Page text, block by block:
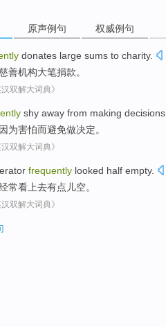
原声例句 权威例句
donates large sums to charity.
善机构大笔捐款。
汉双解大词典》
shy away from making decisions
因为害怕而避免做决定。
汉双解大词典》
frequently looked half empty.
常看上去有点儿空。
汉双解大词典》